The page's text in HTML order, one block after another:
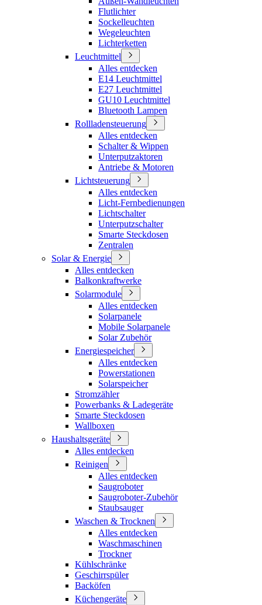
Flutlichter
Sockelleuchten
Wegeleuchten
Lichterketten
Leuchtmittel
Alles entdecken
E14 Leuchtmittel
E27 Leuchtmittel
GU10 Leuchtmittel
Bluetooth Lampen
Rollladensteuerung
Alles entdecken
Schalter & Wippen
Unterputzaktoren
Antriebe & Motoren
Lichtsteuerung
Alles entdecken
Licht-Fernbedienungen
Lichtschalter
Unterputzschalter
Smarte Steckdosen
Zentralen
Solar & Energie
Alles entdecken
Balkonkraftwerke
Solarmodule
Alles entdecken
Solarpanele
Mobile Solarpanele
Solar Zubehör
Energiespeicher
Alles entdecken
Powerstationen
Solarspeicher
Stromzähler
Powerbanks & Ladegeräte
Smarte Steckdosen
Wallboxen
Haushaltsgeräte
Alles entdecken
Reinigen
Alles entdecken
Saugroboter
Saugroboter-Zubehör
Staubsauger
Waschen & Trocknen
Alles entdecken
Waschmaschinen
Trockner
Kühlschränke
Geschirrspüler
Backöfen
Küchengeräte